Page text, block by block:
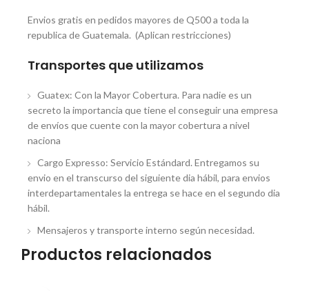
Envios gratis en pedidos mayores de Q500 a toda la
republica de Guatemala. (Aplican restricciones)
Transportes que utilizamos
Guatex: Con la Mayor Cobertura. Para nadie es un
secreto la importancia que tiene el conseguir una empresa
de envíos que cuente con la mayor cobertura a nivel
naciona
Cargo Expresso: Servicio Estándard. Entregamos su
envio en el transcurso del siguiente dia hábil, para envios
interdepartamentales la entrega se hace en el segundo dia
hábil.
Mensajeros y transporte interno según necesidad.
Productos relacionados